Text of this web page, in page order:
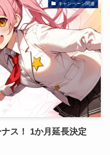
キャンペーン関連
ス！ 1か月延長決定